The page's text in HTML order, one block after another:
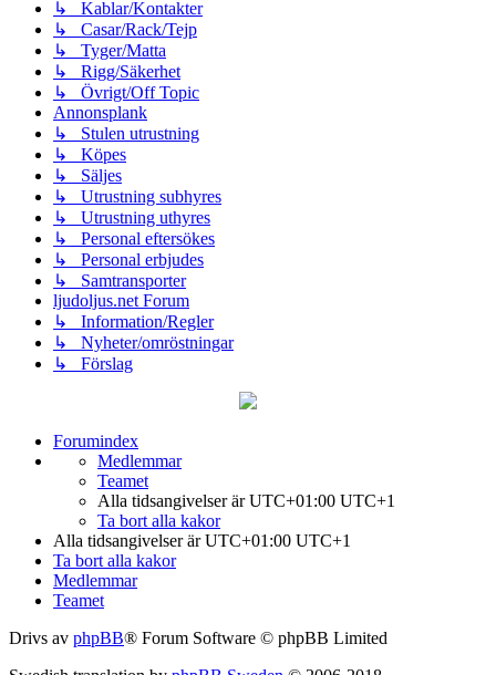
↳ Kablar/Kontakter
↳ Casar/Rack/Tejp
↳ Tyger/Matta
↳ Rigg/Säkerhet
↳ Övrigt/Off Topic
Annonsplank
↳ Stulen utrustning
↳ Köpes
↳ Säljes
↳ Utrustning subhyres
↳ Utrustning uthyres
↳ Personal eftersökes
↳ Personal erbjudes
↳ Samtransporter
ljudoljus.net Forum
↳ Information/Regler
↳ Nyheter/omröstningar
↳ Förslag
Forumindex
Medlemmar
Teamet
Alla tidsangivelser är UTC+01:00 UTC+1
Ta bort alla kakor
Alla tidsangivelser är UTC+01:00 UTC+1
Ta bort alla kakor
Medlemmar
Teamet
Drivs av phpBB® Forum Software © phpBB Limited